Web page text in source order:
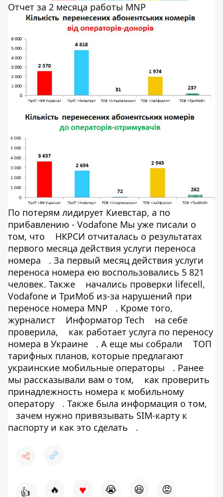
Отчет за 2 месяца работы MNP
По потерям лидирует Киевстар, а по
прибавлению - Vodafone Мы уже писали о
том, что
НКРСИ отчиталась о результатах
первого месяца действия услуги переноса
номера
. За первый месяц действия услуги
переноса номера ею воспользовались 5 821
человек. Также
начались проверки lifecell,
Vodafone и ТриМоб из-за нарушений при
переносе номера MNP
. Кроме того,
журналист
Информатор Tech
на себе
проверила,
как работает услуга по переносу
номера в Украине
. А еще мы собрали
ТОП
тарифных планов, которые предлагают
украинские мобильные операторы
. Ранее
мы рассказывали вам о том,
как проверить
принадлежность номера к мобильному
оператору
. Также была информация о том,
зачем нужно привязывать SIM-карту к
паспорту и как это сделать
.
👍 🔥 ♥ 😭 😆 😡